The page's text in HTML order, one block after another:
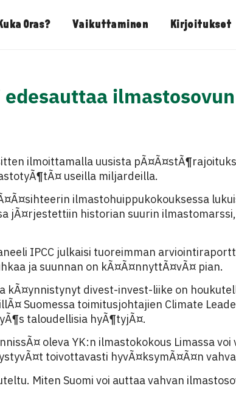
Kuka Oras? Vaikuttaminen Kirjoitukset
ilmoittamalla uusista
useilla miljardeilla.
ilmastohuippukokouksessa
jÃ¤rjestettiin historian suurin
IPCC julkaisi tuoreimman
ja suunnan on kÃ¤Ã¤nnyttÃ¤vÃ¤ pian.
kÃ¤ynnistynyt divest-invest-liike on
Suomessa toimitusjohtajien Climate
taloudellisia hyÃ¶tyjÃ¤.
oleva YK:n ilmastokokous Limassa
toivottavasti hyvÃ¤ksymÃ¤Ã¤n
Miten Suomi voi auttaa vahvan